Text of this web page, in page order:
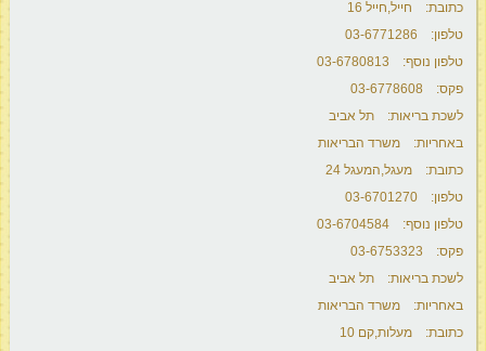
כתובת: חייל,חייל 16
טלפון: 03-6771286
טלפון נוסף: 03-6780813
פקס: 03-6778608
לשכת בריאות: תל אביב
באחריות: משרד הבריאות
כתובת: מעגל,המעגל 24
טלפון: 03-6701270
טלפון נוסף: 03-6704584
פקס: 03-6753323
לשכת בריאות: תל אביב
באחריות: משרד הבריאות
כתובת: מעלות,קם 10